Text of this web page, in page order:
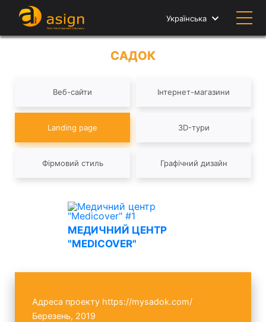
Українська
САДОК
Веб-сайти Інтернет-магазини
Landing page 3D-тури
Фірмовий стиль Графічний дизайн
МЕДИЧНИЙ ЦЕНТР
"MEDICOVER"
Адреса проекту https://mysadok.com/
Березень, 2019